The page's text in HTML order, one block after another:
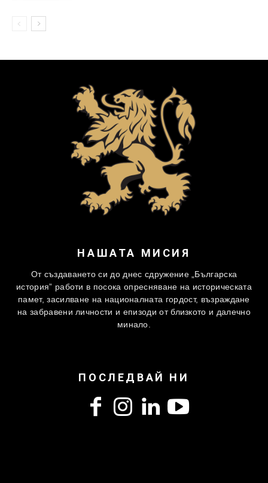
НАШАТА МИСИЯ
От създаването си до днес сдружение „Българска
история” работи в посока опресняване на историческата
памет, засилване на националната гордост, възраждане
на забравени личности и епизоди от близкото и далечно
минало.
ПОСЛЕДВАЙ НИ